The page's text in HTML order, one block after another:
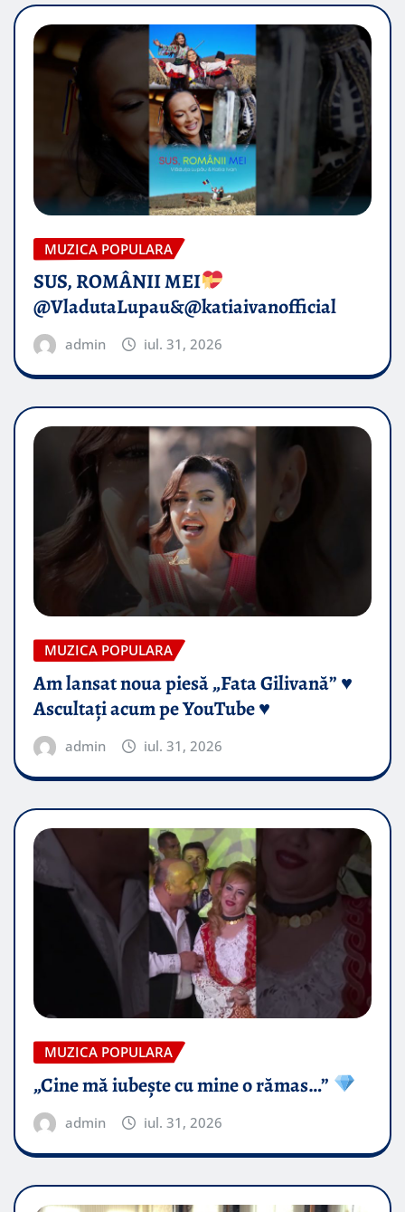
MUZICA POPULARA
SUS, ROMÂNII MEI
@VladutaLupau&@katiaivanofficial
admin iul. 31, 2026
MUZICA POPULARA
Am lansat noua piesă „Fata Gilivană” ♥️
Ascultați acum pe YouTube ♥️
admin iul. 31, 2026
MUZICA POPULARA
„Cine mă iubește cu mine o rămas…”
admin iul. 31, 2026